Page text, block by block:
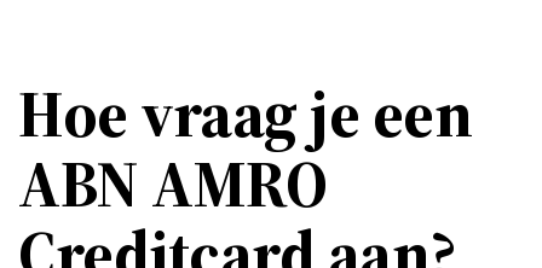
Hoe vraag je een
ABN AMRO